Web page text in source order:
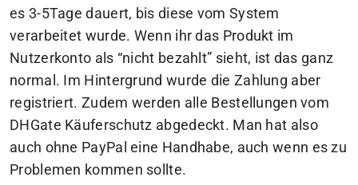
es 3-5Tage dauert, bis diese vom System
verarbeitet wurde. Wenn ihr das Produkt im
Nutzerkonto als “nicht bezahlt” sieht, ist das ganz
normal. Im Hintergrund wurde die Zahlung aber
registriert. Zudem werden alle Bestellungen vom
DHGate Käuferschutz abgedeckt. Man hat also
auch ohne PayPal eine Handhabe, auch wenn es zu
Problemen kommen sollte.